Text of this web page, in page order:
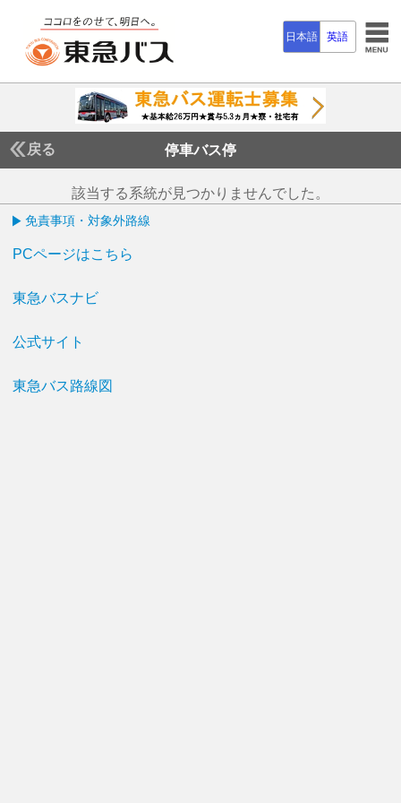
日本語 英語
戻る 停車バス停
該当する系統が見つかりませんでした。
免責事項・対象外路線
PCページはこちら
東急バスナビ
公式サイト
東急バス路線図